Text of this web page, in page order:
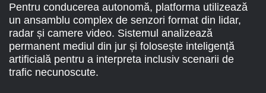
Pentru conducerea autonomă, platforma utilizează
un ansamblu complex de senzori format din lidar,
radar și camere video. Sistemul analizează
permanent mediul din jur și folosește inteligență
artificială pentru a interpreta inclusiv scenarii de
trafic necunoscute.